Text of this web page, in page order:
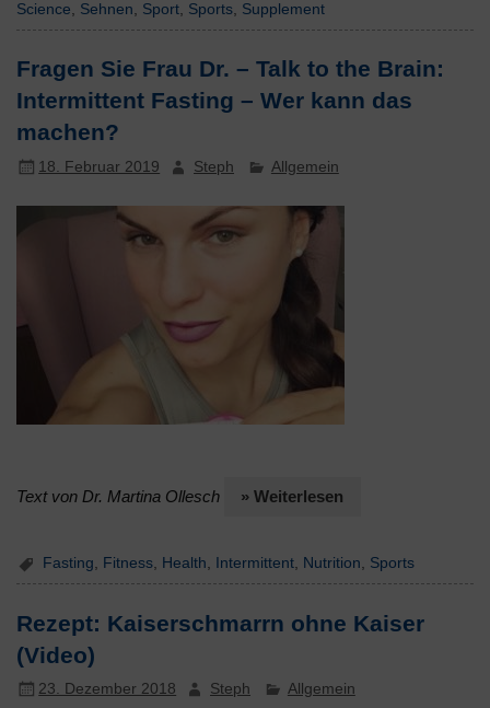
Science, Sehnen, Sport, Sports, Supplement
Fragen Sie Frau Dr. – Talk to the Brain:
Intermittent Fasting – Wer kann das
machen?
18. Februar 2019 Steph Allgemein
Text von Dr. Martina Ollesch » Weiterlesen
Fasting, Fitness, Health, Intermittent, Nutrition, Sports
Rezept: Kaiserschmarrn ohne Kaiser
(Video)
23. Dezember 2018 Steph Allgemein